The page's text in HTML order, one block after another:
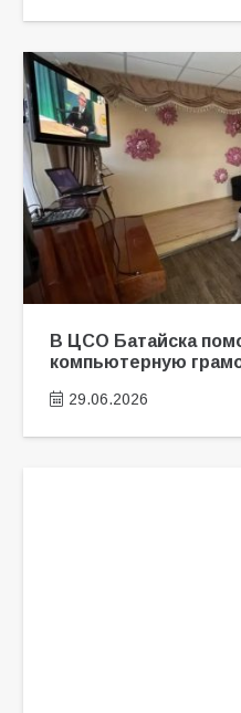
В ЦСО Батайска
компьютерную
29.06.2026